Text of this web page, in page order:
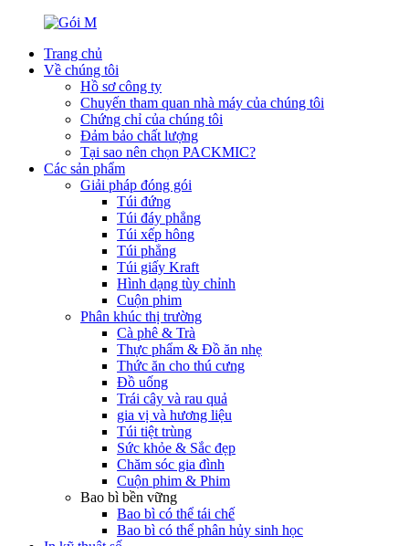
Trang chủ
Về chúng tôi
Hồ sơ công ty
Chuyến tham quan nhà máy của chúng tôi
Chứng chỉ của chúng tôi
Đảm bảo chất lượng
Tại sao nên chọn PACKMIC?
Các sản phẩm
Giải pháp đóng gói
Túi đứng
Túi đáy phẳng
Túi xếp hông
Túi phẳng
Túi giấy Kraft
Hình dạng tùy chỉnh
Cuộn phim
Phân khúc thị trường
Cà phê & Trà
Thực phẩm & Đồ ăn nhẹ
Thức ăn cho thú cưng
Đồ uống
Trái cây và rau quả
gia vị và hương liệu
Túi tiệt trùng
Sức khỏe & Sắc đẹp
Chăm sóc gia đình
Cuộn phim & Phim
Bao bì bền vững
Bao bì có thể tái chế
Bao bì có thể phân hủy sinh học